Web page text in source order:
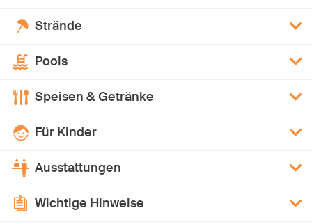
Strände
Pools
Speisen & Getränke
Für Kinder
Ausstattungen
Wichtige Hinweise